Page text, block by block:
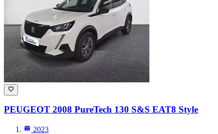
PEUGEOT 2008 PureTech 130 S&S EAT8 Style
2023